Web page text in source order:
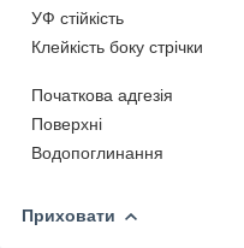
УФ стійкість
Клейкість боку стрічки
Початкова адгезія
Поверхні
Водопоглинання
Приховати